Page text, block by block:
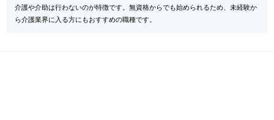
介護や介助は行わないのが特徴です。無資格からでも始められるため、未経験か
ら介護業界に入る方にもおすすめの職種です。